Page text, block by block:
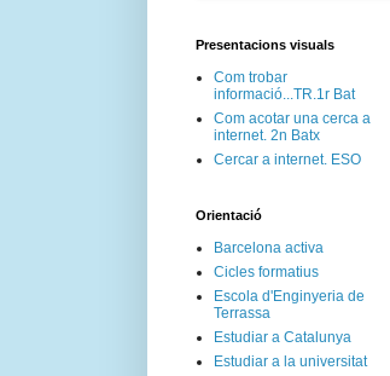
Presentacions visuals
Com trobar
informació...TR.1r Bat
Com acotar una cerca a
internet. 2n Batx
Cercar a internet. ESO
Orientació
Barcelona activa
Cicles formatius
Escola d'Enginyeria de
Terrassa
Estudiar a Catalunya
Estudiar a la universitat